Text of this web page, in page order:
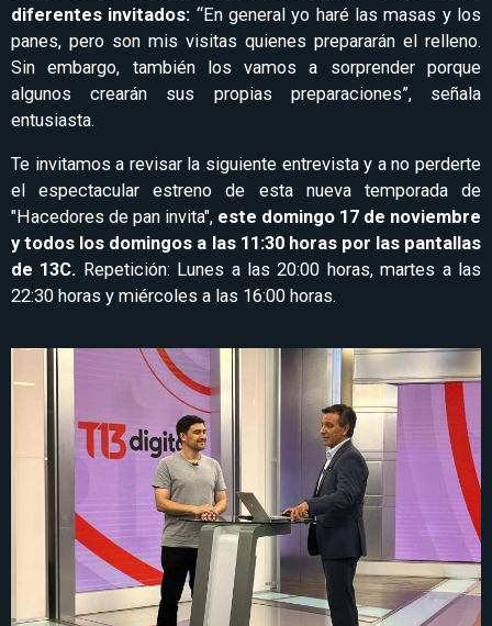
diferentes invitados: “En general yo haré las masas y los
panes, pero son mis visitas quienes prepararán el relleno.
Sin embargo, también los vamos a sorprender porque
algunos crearán sus propias preparaciones”, señala
entusiasta.
Te invitamos a revisar la siguiente entrevista y a no perderte
el espectacular estreno de esta nueva temporada de
"Hacedores de pan invita", este domingo 17 de noviembre
y todos los domingos a las 11:30 horas por las pantallas
de 13C. Repetición: Lunes a las 20:00 horas, martes a las
22:30 horas y miércoles a las 16:00 horas.